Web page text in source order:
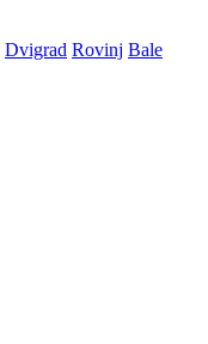
Dvigrad Rovinj Bale